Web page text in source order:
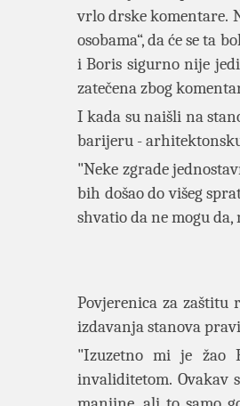
vrlo drske komentare.
osobama“, da će se ta
i Boris sigurno nije
zatečena zbog
I kada su naišli na
barijeru -
"Neke zgrade
bih došao do višeg
shvatio da ne mogu
Povjerenica za
izdavanja stanova
"Izuzetno mi je žao
invaliditetom. Ovakav